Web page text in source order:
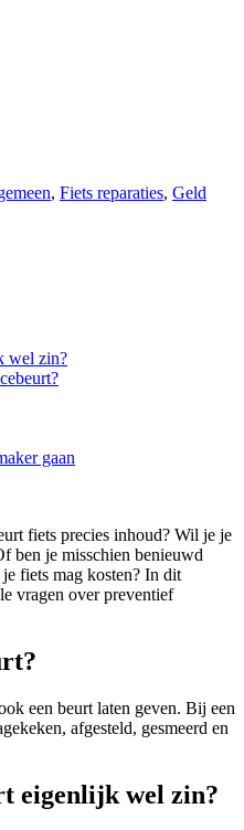
, Fiets reparaties, Geld
wel zin?
gaan
fiets precies inhoud? Wil je je
ben je misschien benieuwd
fiets mag kosten? In dit
vragen over preventief
een beurt laten geven. Bij een
afgesteld, gesmeerd en
eigenlijk wel zin?